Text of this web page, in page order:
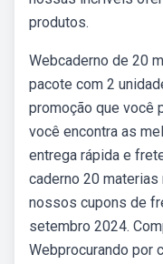
produtos.
Webcaderno de 20
pacote com 2
promoção que você
você encontra as
entrega rápida e
caderno 20
nossos cupons de
setembro 2024.
Webprocurando por